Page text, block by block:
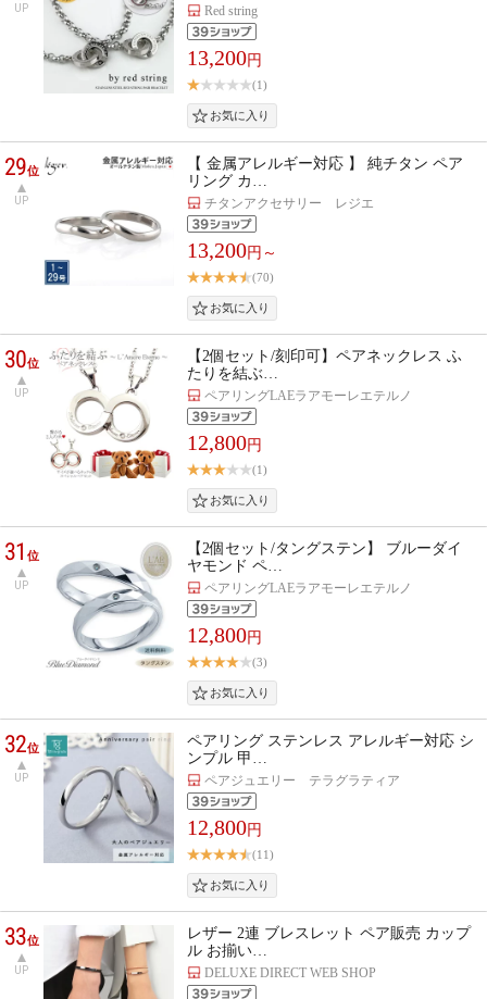
UP Red string
13,200円
(1)
29位
UP
【 金属アレルギー対応 】 純チタン ペア
リング カ…
チタンアクセサリー レジエ
13,200円～
(70)
30位
UP
【2個セット/刻印可】ペアネックレス ふ
たりを結ぶ…
ペアリングLAEラアモーレエテルノ
12,800円
(1)
31位
UP
【2個セット/タングステン】 ブルーダイ
ヤモンド ペ…
ペアリングLAEラアモーレエテルノ
12,800円
(3)
32位
UP
ペアリング ステンレス アレルギー対応 シ
ンプル 甲…
ペアジュエリー テラグラティア
12,800円
(11)
33位
UP
レザー 2連 ブレスレット ペア販売 カップ
ル お揃い…
DELUXE DIRECT WEB SHOP